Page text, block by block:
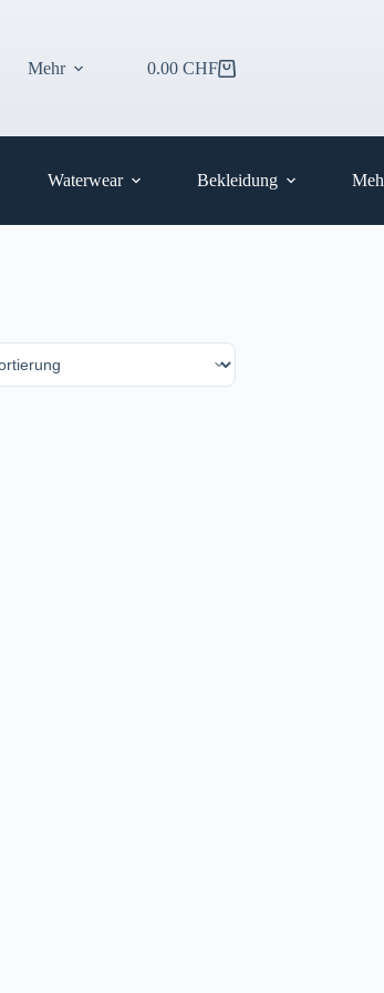
Mehr Warenkorb
0.00 CHF
Waterwear Bekleidung